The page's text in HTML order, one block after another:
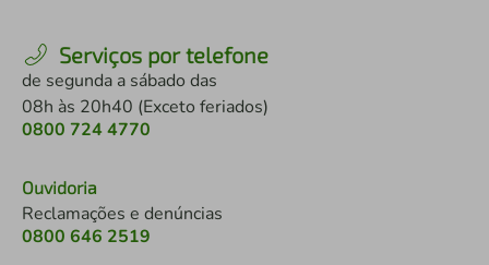
Serviços por telefone
de segunda a sábado das
08h às 20h40 (Exceto feriados)
0800 724 4770
Ouvidoria
Reclamações e denúncias
0800 646 2519